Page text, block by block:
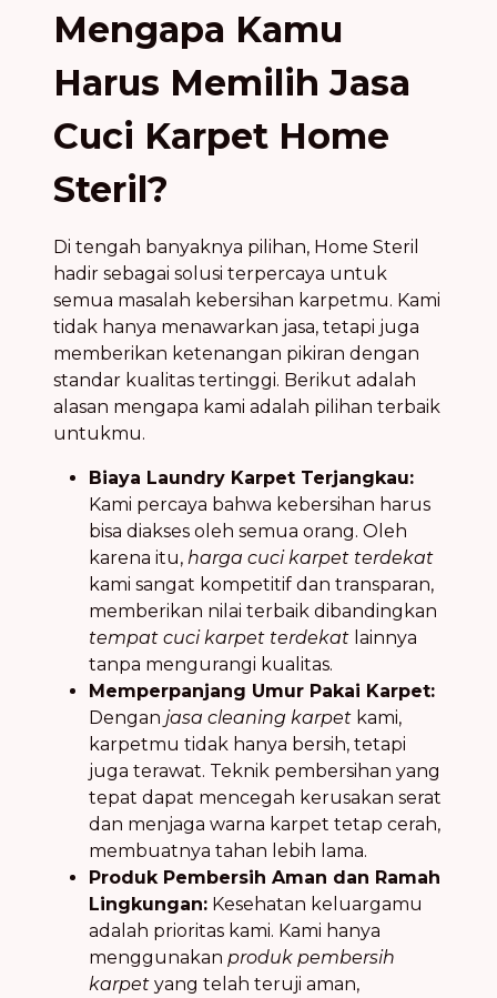
Mengapa Kamu
Harus Memilih Jasa
Cuci Karpet Home
Steril?
Di tengah banyaknya pilihan, Home Steril
hadir sebagai solusi terpercaya untuk
semua masalah kebersihan karpetmu. Kami
tidak hanya menawarkan jasa, tetapi juga
memberikan ketenangan pikiran dengan
standar kualitas tertinggi. Berikut adalah
alasan mengapa kami adalah pilihan terbaik
untukmu.
Biaya Laundry Karpet Terjangkau:
Kami percaya bahwa kebersihan harus
bisa diakses oleh semua orang. Oleh
karena itu, harga cuci karpet terdekat
kami sangat kompetitif dan transparan,
memberikan nilai terbaik dibandingkan
tempat cuci karpet terdekat lainnya
tanpa mengurangi kualitas.
Memperpanjang Umur Pakai Karpet:
Dengan jasa cleaning karpet kami,
karpetmu tidak hanya bersih, tetapi
juga terawat. Teknik pembersihan yang
tepat dapat mencegah kerusakan serat
dan menjaga warna karpet tetap cerah,
membuatnya tahan lebih lama.
Produk Pembersih Aman dan Ramah
Lingkungan: Kesehatan keluargamu
adalah prioritas kami. Kami hanya
menggunakan produk pembersih
karpet yang telah teruji aman,